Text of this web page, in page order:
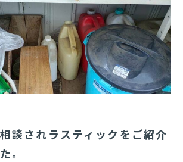
復旧
談されラスティックをご紹介
。